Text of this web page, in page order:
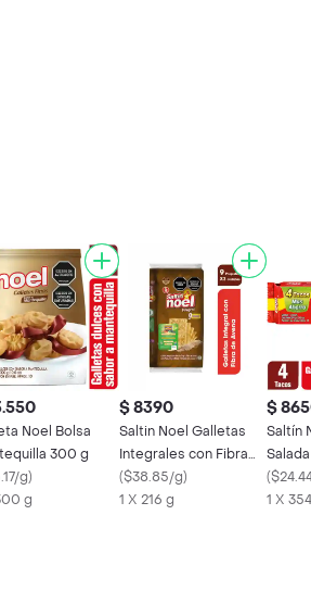
Noel Bolsa
300 g
g)
g
$ 8390
Saltin Noel Galletas
Integrales con Fibra
de Trigo y Avena
($38.85/g)
1 X 216 g
$
Saltín
(
1 X